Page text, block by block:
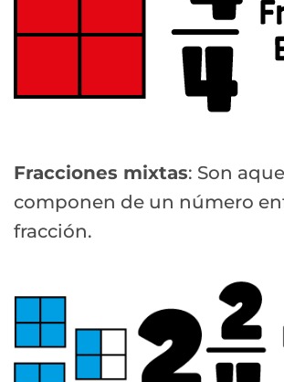
Fracciones mixtas: Son
componen de un número
fracción.